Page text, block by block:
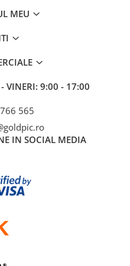
MEU
VINERI: 9:00 - 17:00
565
IN SOCIAL MEDIA